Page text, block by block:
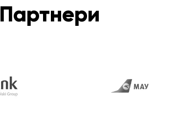
Партнери